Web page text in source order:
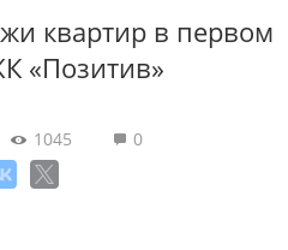
квартир в первом
«Позитив»
1045 0